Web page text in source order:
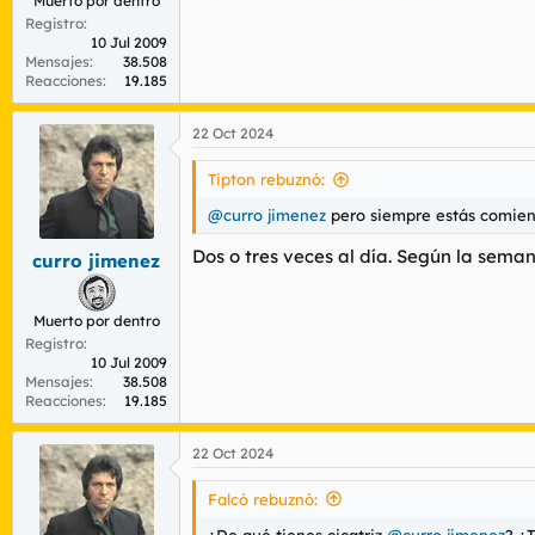
Registro
10 Jul 2009
Mensajes
38.508
Reacciones
19.185
curro jimenez
Muerto por dentro
Registro
10 Jul 2009
Mensajes
38.508
Reacciones
19.185
22 Oct 2024
Tipton rebuznó:
@curro jimenez pero siempre estás
Dos o tres veces al día. Según la
22 Oct 2024
Falcó rebuznó: